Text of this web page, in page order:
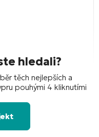
hledali?
těch nejlepších a
pouhými 4 kliknutími